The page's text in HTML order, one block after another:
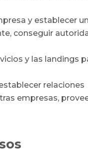
y establecer
conseguir
y las landings
relaciones
empresas,